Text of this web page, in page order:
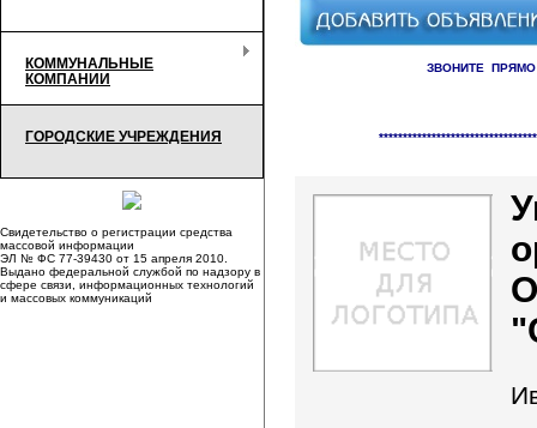
КОММУНАЛЬНЫЕ
КОМПАНИИ
ГОРОДСКИЕ УЧРЕЖДЕНИЯ
Свидетельство о регистрации средства
массовой информации
ЭЛ № ФС 77-39430 от 15 апреля 2010.
Выдано федеральной службой по надзору в
сфере связи, информационных технологий
и массовых коммуникаций
ЗВОНИТЕ
Справочник